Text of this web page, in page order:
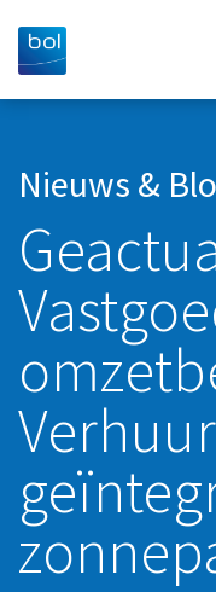
Home
Diensten
Accountancy
Audit
Bedrijfsoverdracht
Business Intelligence
Corporate finance
Digitale
Duurzaam
Klantverhalen
Nieuws en blogs
Kennisdossiers
Over ons
Ons team
Nieuws &